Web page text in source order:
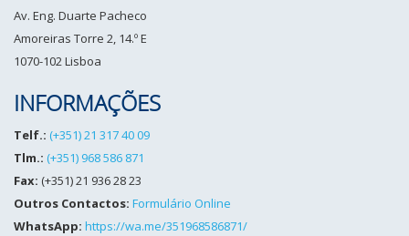
Av. Eng. Duarte Pacheco
Amoreiras Torre 2, 14.º E
1070-102 Lisboa
INFORMAÇÕES
Telf.: (+351) 21 317 40 09
Tlm.: (+351) 968 586 871
Fax: (+351) 21 936 28 23
Outros Contactos: Formulário Online
WhatsApp: https://wa.me/351968586871/